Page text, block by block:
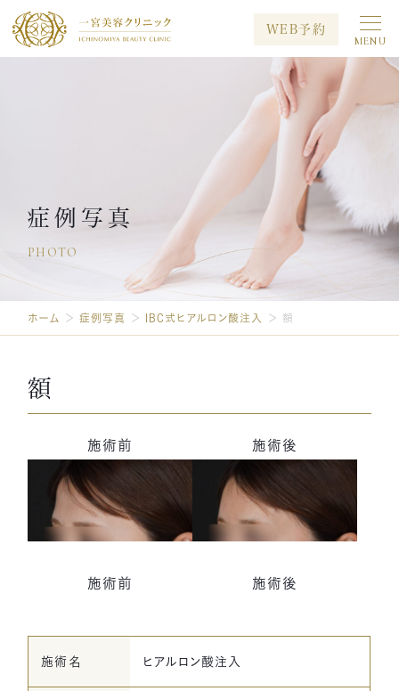
WEB予約
MENU
当院について
料金案内
症例写真
メディア出演 院長ブログ
一宮美容クリニック
〒491-0904
愛知県一宮市神山1丁目1-1
Google Map
JR尾張一宮、名鉄一宮駅西口より徒歩2分
症例写真
PHOTO
ホーム ＞症例写真 ＞ IBC式ヒアルロン酸注入 ＞ 額
額
施術前 施術後
施術前 施術後
施術名 ヒアルロン酸注入